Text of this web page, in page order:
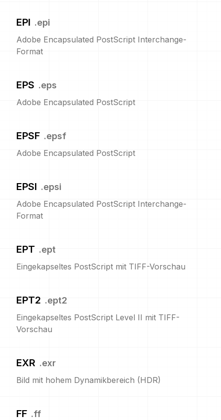
EPI .epi
Adobe Encapsulated PostScript Interchange-
Format
EPS .eps
Adobe Encapsulated PostScript
EPSF .epsf
Adobe Encapsulated PostScript
EPSI .epsi
Adobe Encapsulated PostScript Interchange-
Format
EPT .ept
Eingekapseltes PostScript mit TIFF-Vorschau
EPT2 .ept2
Eingekapseltes PostScript Level II mit TIFF-
Vorschau
EXR .exr
Bild mit hohem Dynamikbereich (HDR)
FF .ff